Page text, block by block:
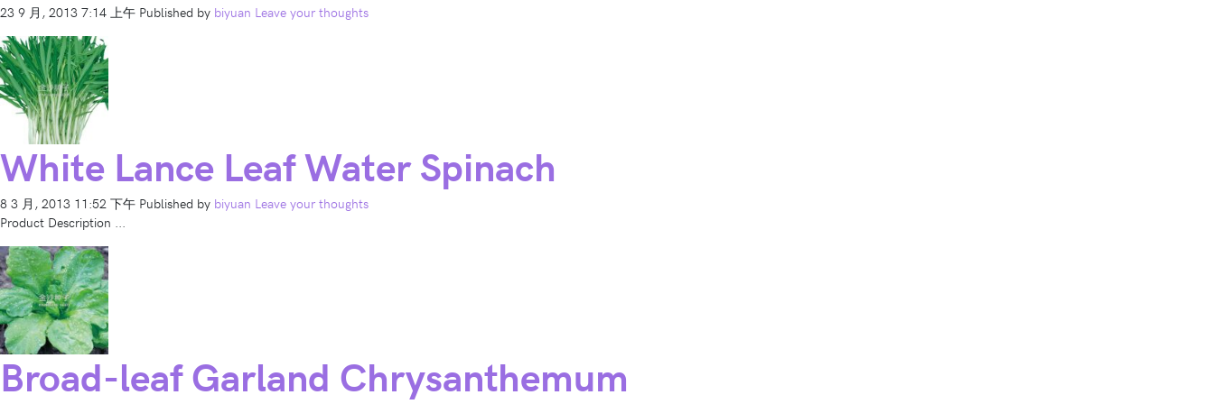
23 9 月, 2013 7:14 上午 Published by biyuan Leave your thoughts
White Lance Leaf Water Spinach
8 3 月, 2013 11:52 下午 Published by biyuan Leave your thoughts
Product Description ...
Broad-leaf Garland Chrysanthemum